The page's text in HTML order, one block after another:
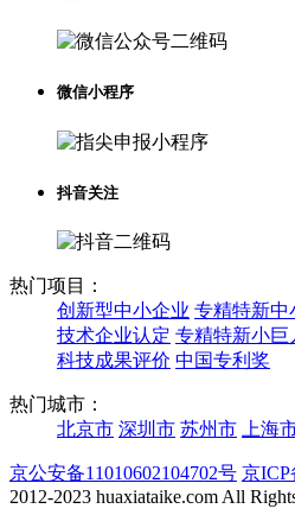
微信小程序
抖音关注
热门项目：
创新型中小企业 专精特新中
技术企业认定 专精特新小巨
科技成果评价 中国专利奖
热门城市：
北京市 深圳市 苏州市 上海
京公安备11010602104702号 京ICP
2012-2023 huaxiataike.com All